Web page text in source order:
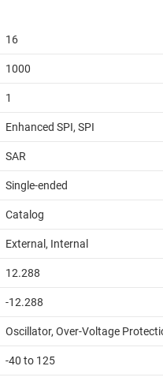
16
1000
1
Enhanced SPI, SPI
SAR
Single-ended
Catalog
External, Internal
12.288
-12.288
Oscillator, Over-Voltage
-40 to 125